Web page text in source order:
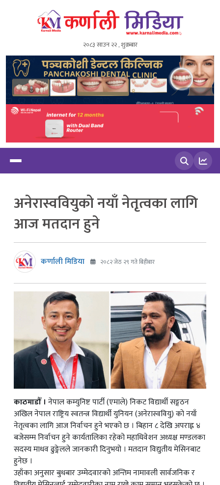
२०८३ साउन २२ , शुक्रबार
अनेरास्ववियुको नयाँ नेतृत्वका लागि
आज मतदान हुने
कर्णाली मिडिया २०८२ जेठ २९ गते बिहीबार
काठमाडौँ । नेपाल कम्युनिष्ट पार्टी (एमाले) निकट विद्यार्थी सङ्गठन
अखिल नेपाल राष्ट्रिय स्वतन्त्र विद्यार्थी युनियन (अनेरास्ववियु) को नयाँ
नेतृत्वका लागि आज निर्वाचन हुने भएको छ । बिहान ८ देखि अपराह्न ४
बजेसम्म निर्वाचन हुने कार्यतालिका रहेको महाधिवेशन अध्यक्ष मण्डलका
सदस्य माधव ढुङ्गेलले जानकारी दिनुभयो । मतदान विद्युतीय मेसिनबाट
हुनेछ ।
उहाँका अनुसार बुधबार उम्मेदवारको अन्तिम नामावली सार्वजनिक र